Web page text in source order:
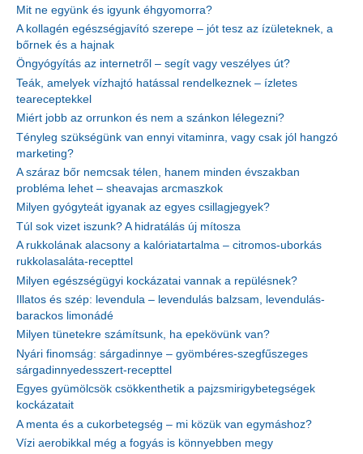
Mit ne együnk és igyunk éhgyomorra?
A kollagén egészségjavító szerepe – jót tesz az ízületeknek, a
bőrnek és a hajnak
Öngyógyítás az internetről – segít vagy veszélyes út?
Teák, amelyek vízhajtó hatással rendelkeznek – ízletes
teareceptekkel
Miért jobb az orrunkon és nem a szánkon lélegezni?
Tényleg szükségünk van ennyi vitaminra, vagy csak jól hangzó
marketing?
A száraz bőr nemcsak télen, hanem minden évszakban
probléma lehet – sheavajas arcmaszkok
Milyen gyógyteát igyanak az egyes csillagjegyek?
Túl sok vizet iszunk? A hidratálás új mítosza
A rukkolának alacsony a kalóriatartalma – citromos-uborkás
rukkolasaláta-recepttel
Milyen egészségügyi kockázatai vannak a repülésnek?
Illatos és szép: levendula – levendulás balzsam, levendulás-
barackos limonádé
Milyen tünetekre számítsunk, ha epekövünk van?
Nyári finomság: sárgadinnye – gyömbéres-szegfűszeges
sárgadinnyedesszert-recepttel
Egyes gyümölcsök csökkenthetik a pajzsmirigybetegségek
kockázatait
A menta és a cukorbetegség – mi közük van egymáshoz?
Vízi aerobikkal még a fogyás is könnyebben megy